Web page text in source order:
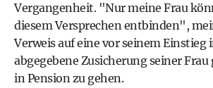
Vergangenheit. "Nur meine Frau
diesem Versprechen entbinden",
Verweis auf eine vor seinem Einstieg
abgegebene Zusicherung seiner
in Pension zu gehen.